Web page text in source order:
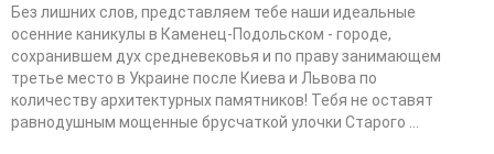
Без лишних слов, представляем тебе наши идеальные
осенние каникулы в Каменец-Подольском - городе,
сохранившем дух средневековья и по праву занимающем
третье место в Украине после Киева и Львова по
количеству архитектурных памятников! Тебя не оставят
равнодушным мощенные брусчаткой улочки Старого ...